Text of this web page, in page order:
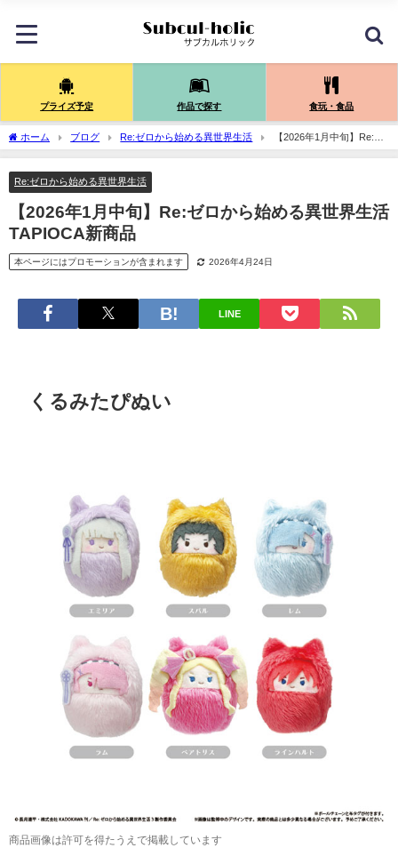
プライズ予定 作品で探す 食玩・食品
ホーム ブログ Re:ゼロから始める異世界生活
【2026年1月中旬】Re:ゼ
ロから始める異世界生活 TAPIOCA新商品
Re:ゼロから始める異世界生活
【2026年1月中旬】Re:ゼロから始める異世界生活
TAPIOCA新商品
本ページにはプロモーションが含まれます 2026年4月24日
LINE
くるみたぴぬい
商品画像は許可を得たうえで掲載しています